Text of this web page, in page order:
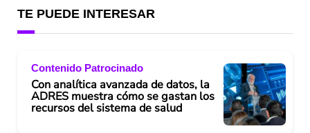
TE PUEDE INTERESAR
Contenido Patrocinado
Con analítica avanzada de datos, la
ADRES muestra cómo se gastan los
recursos del sistema de salud